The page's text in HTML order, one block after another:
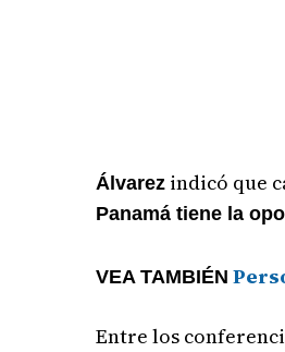
Álvarez indicó que
Panamá tiene la
VEA TAMBIÉN
Entre los